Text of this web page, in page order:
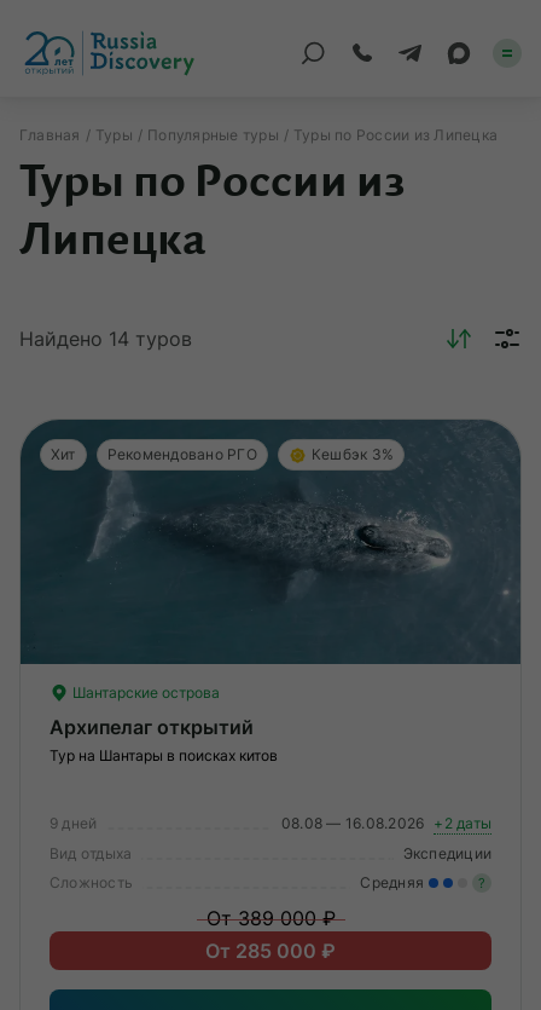
Каталог туров
По России
По миру
Индивидуальные
Корпоративные
О компании
Подписаться
Пн-Пт:10:00–20:00
11:00–20:00
Главная Туры Популярные туры Туры по России из Липецка
Туры по России из
Липецка
Найдено 14 туров
Хит Рекомендовано РГО Кешбэк 3%
Шантарские острова
Архипелаг открытий
Тур на Шантары в поисках китов
9 дней 08.08 — 16.08.2026 +2 даты
Вид отдыха
Экспедиции
Сложность
Средняя ?
От 389 000 ₽
От 285 000 ₽